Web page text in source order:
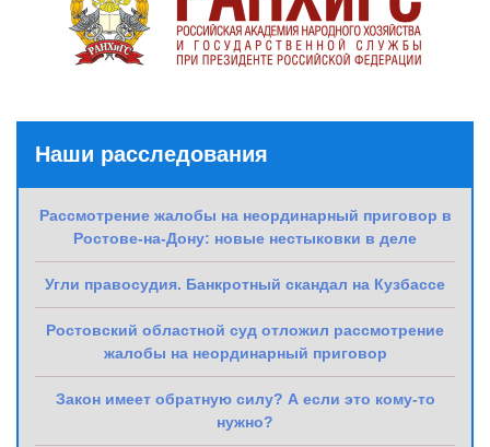
Наши расследования
Рассмотрение жалобы на неординарный приговор в
Ростове-на-Дону: новые нестыковки в деле
Угли правосудия. Банкротный скандал на Кузбассе
Ростовский областной суд отложил рассмотрение
жалобы на неординарный приговор
Закон имеет обратную силу? А если это кому-то
нужно?